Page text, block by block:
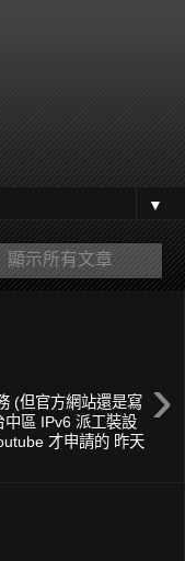
▼
顯示所有文章
›
(但官方網站還是寫
區 IPv6 派工裝設
才申請的 昨天